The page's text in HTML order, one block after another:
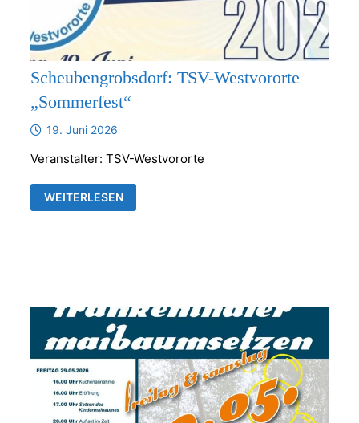
Scheubengrobsdorf: TSV-Westvororte
„Sommerfest“
19. Juni 2026
Veranstalter: TSV-Westvororte
SCHEUBENGROBSDORF:
TSV-
WEITERLESEN